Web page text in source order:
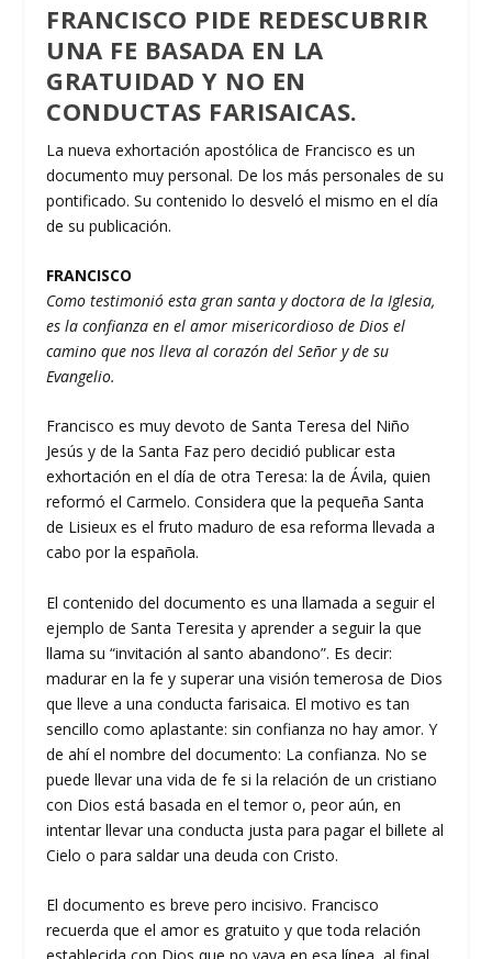
FRANCISCO PIDE REDESCUBRIR
UNA FE BASADA EN LA
GRATUIDAD Y NO EN
CONDUCTAS FARISAICAS.
La nueva exhortación apostólica de Francisco es un
documento muy personal. De los más personales de su
pontificado. Su contenido lo desveló el mismo en el día
de su publicación.
FRANCISCO
Como testimonió esta gran santa y doctora de la Iglesia,
es la confianza en el amor misericordioso de Dios el
camino que nos lleva al corazón del Señor y de su
Evangelio.
Francisco es muy devoto de Santa Teresa del Niño
Jesús y de la Santa Faz pero decidió publicar esta
exhortación en el día de otra Teresa: la de Ávila, quien
reformó el Carmelo. Considera que la pequeña Santa
de Lisieux es el fruto maduro de esa reforma llevada a
cabo por la española.
El contenido del documento es una llamada a seguir el
ejemplo de Santa Teresita y aprender a seguir la que
llama su “invitación al santo abandono”. Es decir:
madurar en la fe y superar una visión temerosa de Dios
que lleve a una conducta farisaica. El motivo es tan
sencillo como aplastante: sin confianza no hay amor. Y
de ahí el nombre del documento: La confianza. No se
puede llevar una vida de fe si la relación de un cristiano
con Dios está basada en el temor o, peor aún, en
intentar llevar una conducta justa para pagar el billete al
Cielo o para saldar una deuda con Cristo.
El documento es breve pero incisivo. Francisco
recuerda que el amor es gratuito y que toda relación